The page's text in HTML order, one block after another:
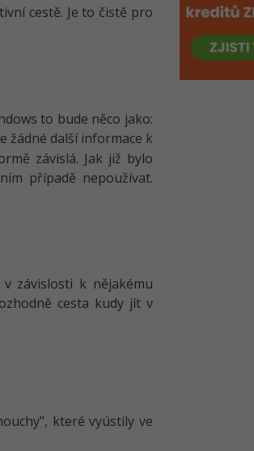
cestě. Je to čistě pro
to bude něco jako:
žádné další informace k
závislá. Jak již bylo
případě nepoužívat.
závislosti k nějakému
cesta kudy jít v
které vyústily ve